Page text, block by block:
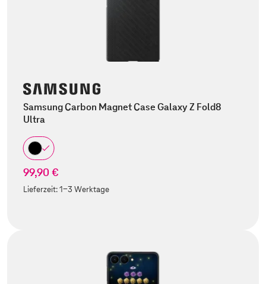
Samsung Carbon Magnet Case Galaxy Z Fold8
Ultra
99,90 €
Lieferzeit:1-3 Werktage